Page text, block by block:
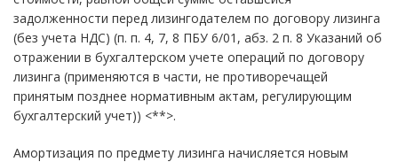
задолженности перед лизингодателем по договору лизинга
(без учета НДС) (п. п. 4, 7, 8 ПБУ 6/01, абз. 2 п. 8 Указаний об
отражении в бухгалтерском учете операций по договору
лизинга (применяются в части, не противоречащей
принятым позднее нормативным актам, регулирующим
бухгалтерский учет)) <**>.
Амортизация по предмету лизинга начисляется новым